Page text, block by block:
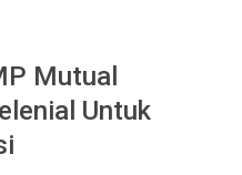
Mutual
Untuk